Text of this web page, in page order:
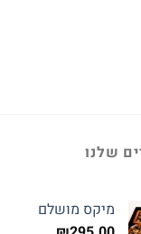
שלנו
מיקס מושלם